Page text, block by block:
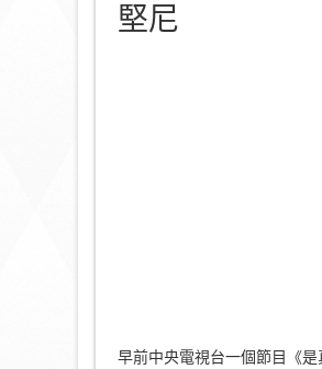
堅尼
早前中央電視台一個節目《是